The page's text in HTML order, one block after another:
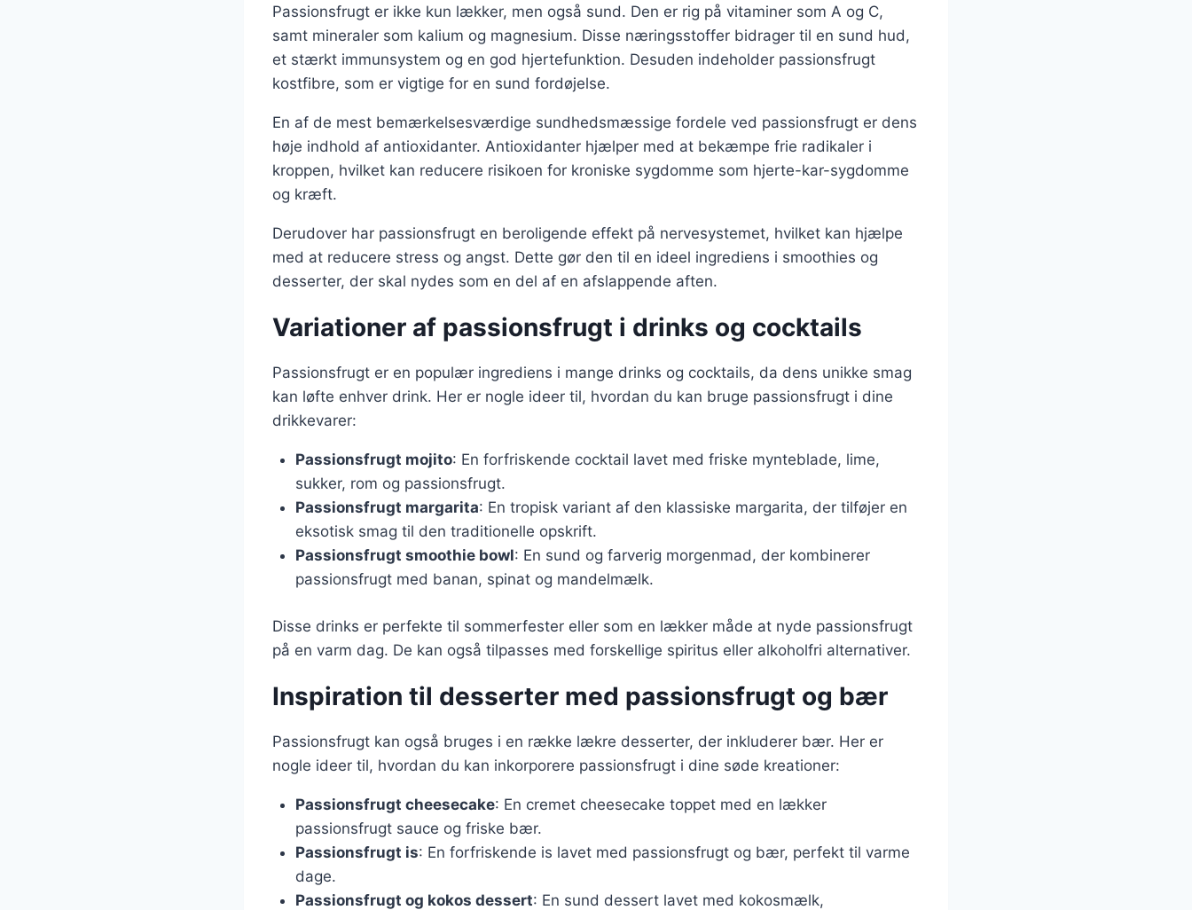
Passionsfrugt er ikke kun lækker, men også sund. Den er rig på vitaminer som A og C,
samt mineraler som kalium og magnesium. Disse næringsstoffer bidrager til en sund hud,
et stærkt immunsystem og en god hjertefunktion. Desuden indeholder passionsfrugt
kostfibre, som er vigtige for en sund fordøjelse.
En af de mest bemærkelsesværdige sundhedsmæssige fordele ved passionsfrugt er dens
høje indhold af antioxidanter. Antioxidanter hjælper med at bekæmpe frie radikaler i
kroppen, hvilket kan reducere risikoen for kroniske sygdomme som hjerte-kar-sygdomme
og kræft.
Derudover har passionsfrugt en beroligende effekt på nervesystemet, hvilket kan hjælpe
med at reducere stress og angst. Dette gør den til en ideel ingrediens i smoothies og
desserter, der skal nydes som en del af en afslappende aften.
Variationer af passionsfrugt i drinks og cocktails
Passionsfrugt er en populær ingrediens i mange drinks og cocktails, da dens unikke smag
kan løfte enhver drink. Her er nogle ideer til, hvordan du kan bruge passionsfrugt i dine
drikkevarer:
Passionsfrugt mojito: En forfriskende cocktail lavet med friske mynteblade, lime,
sukker, rom og passionsfrugt.
Passionsfrugt margarita: En tropisk variant af den klassiske margarita, der tilføjer en
eksotisk smag til den traditionelle opskrift.
Passionsfrugt smoothie bowl: En sund og farverig morgenmad, der kombinerer
passionsfrugt med banan, spinat og mandelmælk.
Disse drinks er perfekte til sommerfester eller som en lækker måde at nyde passionsfrugt
på en varm dag. De kan også tilpasses med forskellige spiritus eller alkoholfri alternativer.
Inspiration til desserter med passionsfrugt og bær
Passionsfrugt kan også bruges i en række lækre desserter, der inkluderer bær. Her er
nogle ideer til, hvordan du kan inkorporere passionsfrugt i dine søde kreationer:
Passionsfrugt cheesecake: En cremet cheesecake toppet med en lækker
passionsfrugt sauce og friske bær.
Passionsfrugt is: En forfriskende is lavet med passionsfrugt og bær, perfekt til varme
dage.
Passionsfrugt og kokos dessert: En sund dessert lavet med kokosmælk,